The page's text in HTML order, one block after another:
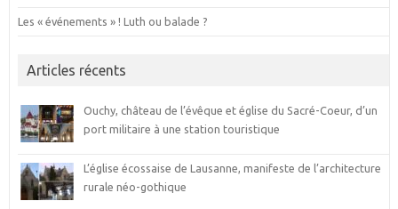
Les « événements » ! Luth ou balade ?
Articles récents
Ouchy, château de l’évêque et église du Sacré-Coeur, d’un
port militaire à une station touristique
L’église écossaise de Lausanne, manifeste de l’architecture
rurale néo-gothique